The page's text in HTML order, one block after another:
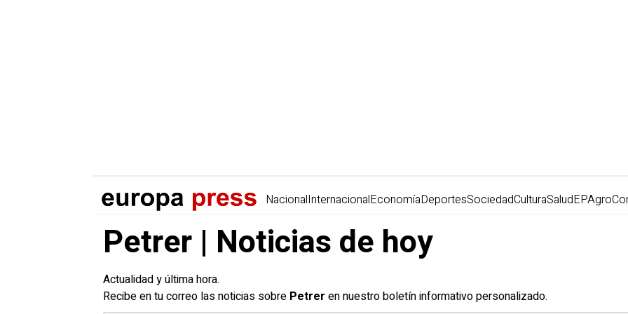
NacionalInternacionalEconomíaDeportesSociedadCulturaSaludEPAgro
Petrer | Noticias de hoy
Actualidad y última hora.
Recibe en tu correo las noticias sobre Petrer en nuestro boletín informativo personalizado.